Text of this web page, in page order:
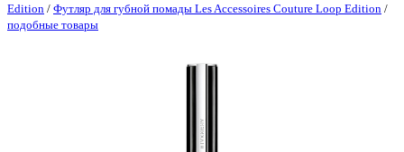
Edition / Футляр для губной помады Les Accessoires Couture Loop Edition /
подобные товары